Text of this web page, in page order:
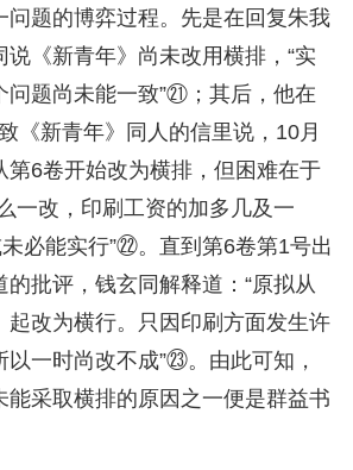
问题的博弈过程。先是在回复朱我
《新青年》尚未改用横排，“实
问题尚未能一致”㉑；其后，他在
《新青年》同人的信里说，10月
第6卷开始改为横排，但困难在于
一改，印刷工资的加多几及一
必能实行”㉒。直到第6卷第1号出
批评，钱玄同解释道：“原拟从
起改为横行。只因印刷方面发生许
一时尚改不成”㉓。由此可知，
能采取横排的原因之一便是群益书